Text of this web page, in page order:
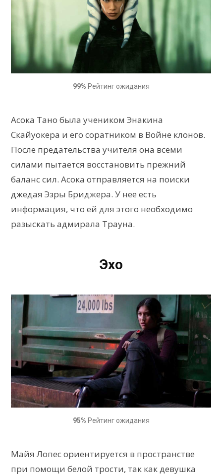
99% Рейтинг ожидания
Асока Тано была учеником Энакина
Скайуокера и его соратником в Войне клонов.
После предательства учителя она всеми
силами пытается восстановить прежний
баланс сил. Асока отправляется на поиски
джедая Эзры Бриджера. У нее есть
информация, что ей для этого необходимо
разыскать адмирала Трауна.
Эхо
95% Рейтинг ожидания
Майя Лопес ориентируется в пространстве
при помощи белой трости, так как девушка